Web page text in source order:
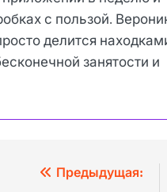
с пользой.
делится
занятости и
Предыдущая: